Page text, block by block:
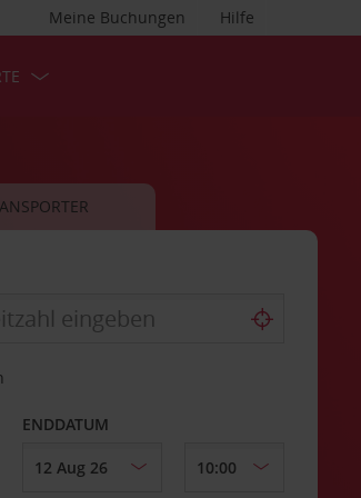
Hilfe
Meine Buchungen
ENDDATUM